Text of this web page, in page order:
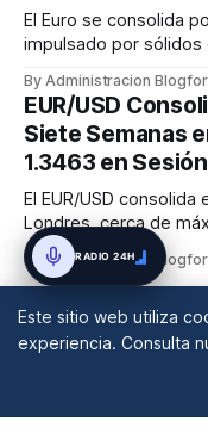
El Euro se consolida
impulsado por sólidos
apunta a la resistencia
parte, busca romper
Dólar, mie...
By Administracion
EUR/USD
Siete Semanas
1.3463 en
El EUR/USD
Londres, cerca de
GBP/USD se
mejoramiento del
espera de d...
By Administracion
Este sitio web utiliza
experiencia. Consulta
RADIO 24H